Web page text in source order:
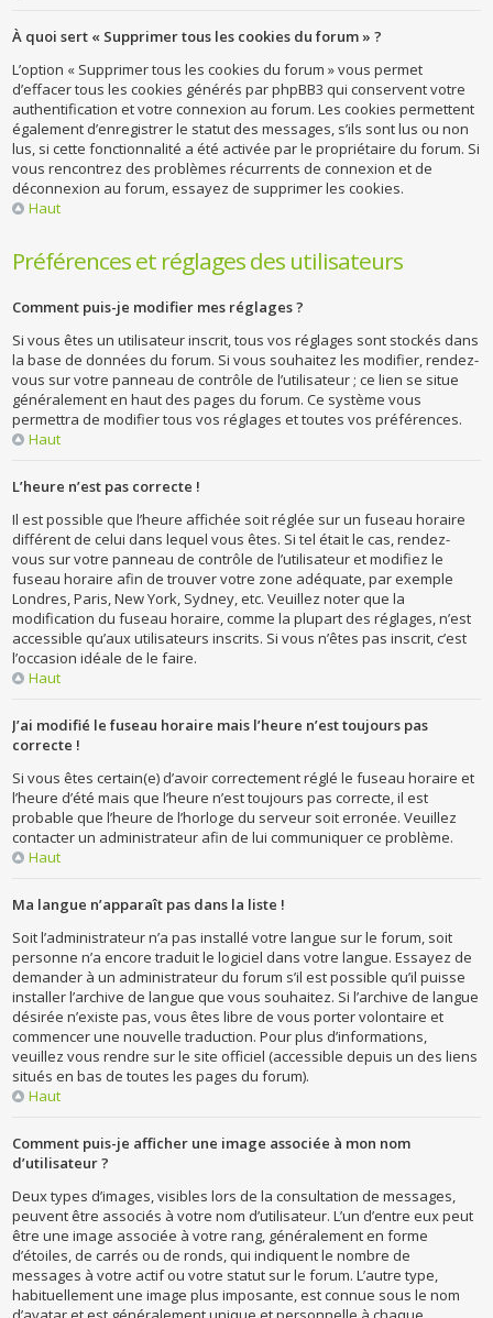
À quoi sert « Supprimer tous les cookies du forum » ?
L’option « Supprimer tous les cookies du forum » vous permet
d’effacer tous les cookies générés par phpBB3 qui conservent votre
authentification et votre connexion au forum. Les cookies permettent
également d’enregistrer le statut des messages, s’ils sont lus ou non
lus, si cette fonctionnalité a été activée par le propriétaire du forum. Si
vous rencontrez des problèmes récurrents de connexion et de
déconnexion au forum, essayez de supprimer les cookies.
Haut
Préférences et réglages des utilisateurs
Comment puis-je modifier mes réglages ?
Si vous êtes un utilisateur inscrit, tous vos réglages sont stockés dans
la base de données du forum. Si vous souhaitez les modifier, rendez-
vous sur votre panneau de contrôle de l’utilisateur ; ce lien se situe
généralement en haut des pages du forum. Ce système vous
permettra de modifier tous vos réglages et toutes vos préférences.
Haut
L’heure n’est pas correcte !
Il est possible que l’heure affichée soit réglée sur un fuseau horaire
différent de celui dans lequel vous êtes. Si tel était le cas, rendez-
vous sur votre panneau de contrôle de l’utilisateur et modifiez le
fuseau horaire afin de trouver votre zone adéquate, par exemple
Londres, Paris, New York, Sydney, etc. Veuillez noter que la
modification du fuseau horaire, comme la plupart des réglages, n’est
accessible qu’aux utilisateurs inscrits. Si vous n’êtes pas inscrit, c’est
l’occasion idéale de le faire.
Haut
J’ai modifié le fuseau horaire mais l’heure n’est toujours pas
correcte !
Si vous êtes certain(e) d’avoir correctement réglé le fuseau horaire et
l’heure d’été mais que l’heure n’est toujours pas correcte, il est
probable que l’heure de l’horloge du serveur soit erronée. Veuillez
contacter un administrateur afin de lui communiquer ce problème.
Haut
Ma langue n’apparaît pas dans la liste !
Soit l’administrateur n’a pas installé votre langue sur le forum, soit
personne n’a encore traduit le logiciel dans votre langue. Essayez de
demander à un administrateur du forum s’il est possible qu’il puisse
installer l’archive de langue que vous souhaitez. Si l’archive de langue
désirée n’existe pas, vous êtes libre de vous porter volontaire et
commencer une nouvelle traduction. Pour plus d’informations,
veuillez vous rendre sur le site officiel (accessible depuis un des liens
situés en bas de toutes les pages du forum).
Haut
Comment puis-je afficher une image associée à mon nom
d’utilisateur ?
Deux types d’images, visibles lors de la consultation de messages,
peuvent être associés à votre nom d’utilisateur. L’un d’entre eux peut
être une image associée à votre rang, généralement en forme
d’étoiles, de carrés ou de ronds, qui indiquent le nombre de
messages à votre actif ou votre statut sur le forum. L’autre type,
habituellement une image plus imposante, est connue sous le nom